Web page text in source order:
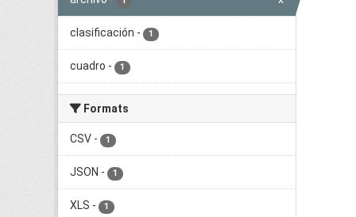
clasificación - 1
cuadro - 1
Formats
CSV - 1
JSON - 1
XLS - 1